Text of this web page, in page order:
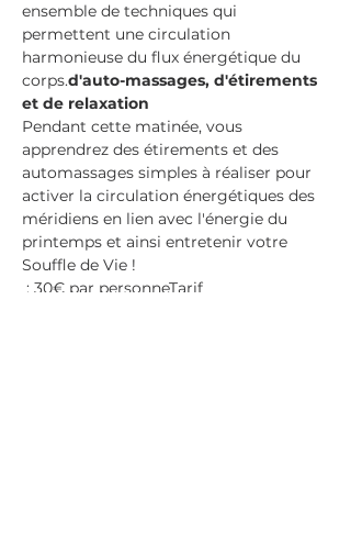
ensemble de techniques qui
permettent une circulation
harmonieuse du flux énergétique du
corps.d'auto-massages, d'étirements
et de relaxation
Pendant cette matinée, vous
apprendrez des étirements et des
automassages simples à réaliser pour
activer la circulation énergétiques des
méridiens en lien avec l'énergie du
printemps et ainsi entretenir votre
Souffle de Vie !
: 30€ par personneTarif